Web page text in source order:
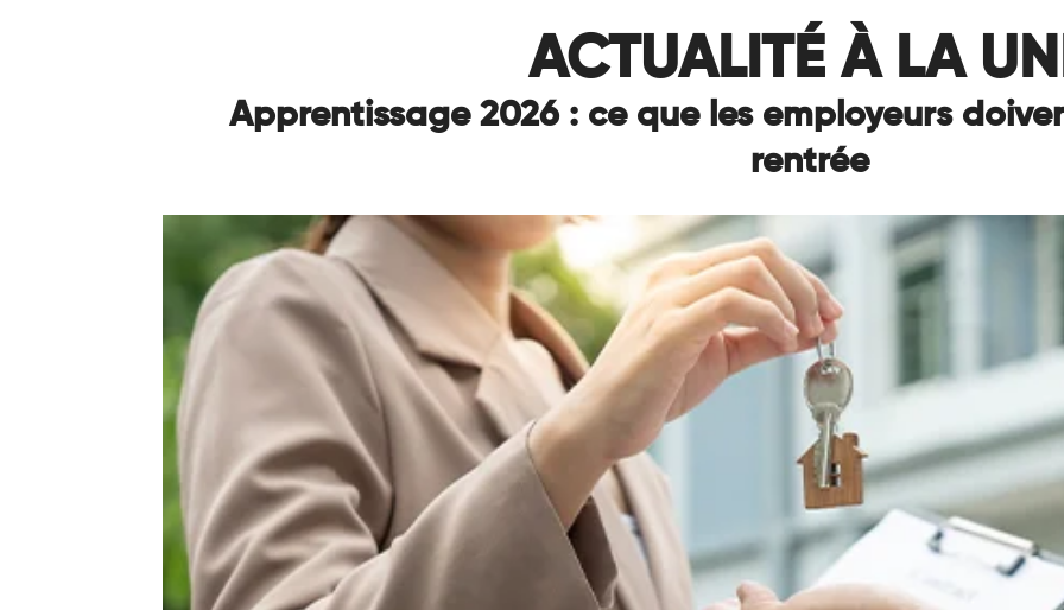
ACTUALITÉ À LA
Apprentissage 2026 : ce que les employeurs
rentrée